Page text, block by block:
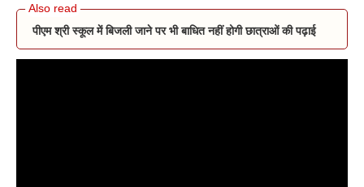
पीएम श्री स्कूल में बिजली जाने पर भी बाधित नहीं होगी छात्राओं की पढ़ाई